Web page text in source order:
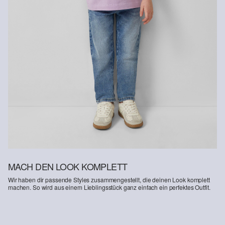
MACH DEN LOOK KOMPLETT
Wir haben dir passende Styles zusammengestellt, die deinen Look komplett
machen. So wird aus einem Lieblingsstück ganz einfach ein perfektes Outfit.